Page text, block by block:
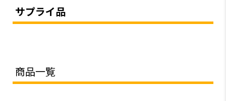
サプライ品
商品一覧